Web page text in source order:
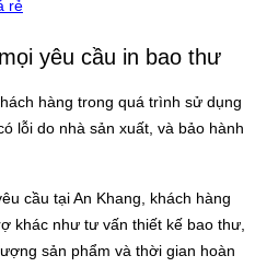
rẻ
yêu cầu in bao thư
hàng trong quá trình sử dụng
lỗi do nhà sản xuất, và bảo hành
cầu tại An Khang, khách hàng
khác như tư vấn thiết kế bao thư,
sản phẩm và thời gian hoàn